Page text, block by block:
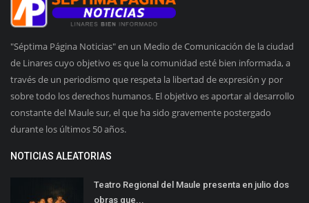
"Séptima Página Noticias" en un Medio de Comunicación de la ciudad
de Linares cuyo objetivo es que la comunidad esté bien informada, a
través de un periodismo que respeta la libertad de expresión y por
sobre todo los derechos humanos. El objetivo es aportar al desarrollo
constante del Maule sur, el que ha sido gravemente postergado
durante los últimos 50 años.
NOTICIAS ALEATORIAS
Teatro Regional del Maule presenta en julio dos
obras que...